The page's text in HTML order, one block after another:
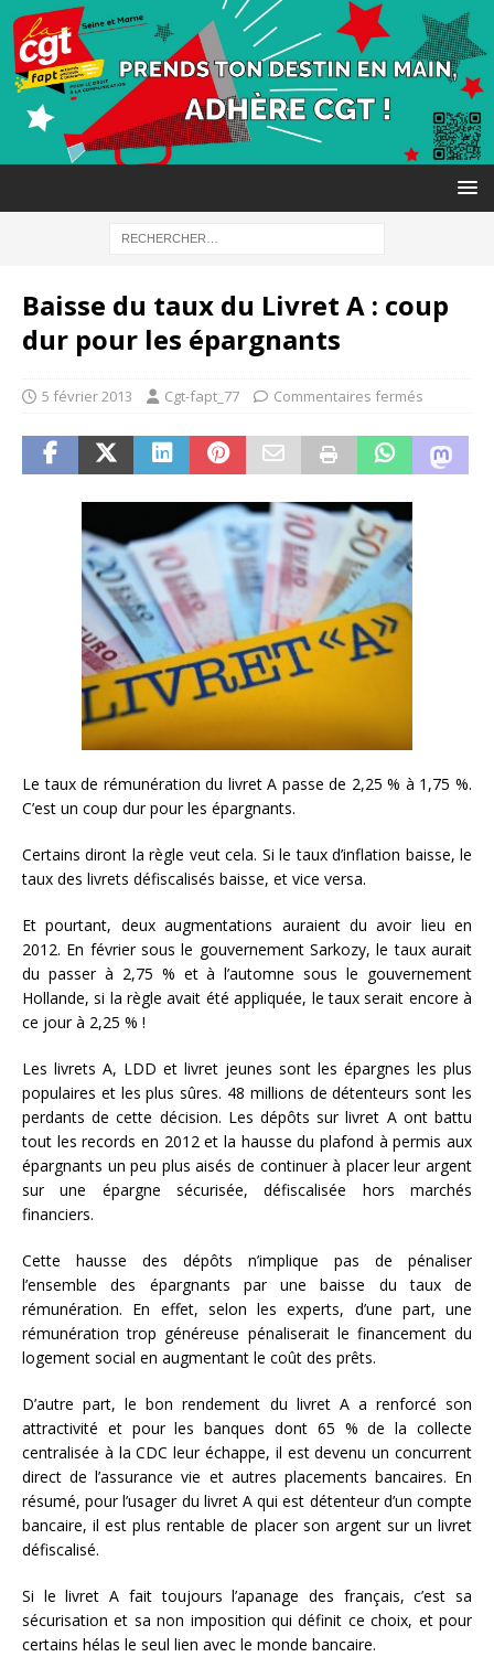
Baisse du taux du Livret A : coup
dur pour les épargnants
5 février 2013 Cgt-fapt_77 Commentaires fermés
Le taux de rémunération du livret A passe de 2,25 % à 1,75 %.
C’est un coup dur pour les épargnants.
Certains diront la règle veut cela. Si le taux d’inflation baisse, le
taux des livrets défiscalisés baisse, et vice versa.
Et pourtant, deux augmentations auraient du avoir lieu en
2012. En février sous le gouvernement Sarkozy, le taux aurait
du passer à 2,75 % et à l’automne sous le gouvernement
Hollande, si la règle avait été appliquée, le taux serait encore à
ce jour à 2,25 % !
Les livrets A, LDD et livret jeunes sont les épargnes les plus
populaires et les plus sûres. 48 millions de détenteurs sont les
perdants de cette décision. Les dépôts sur livret A ont battu
tout les records en 2012 et la hausse du plafond à permis aux
épargnants un peu plus aisés de continuer à placer leur argent
sur une épargne sécurisée, défiscalisée hors marchés
financiers.
Cette hausse des dépôts n’implique pas de pénaliser
l’ensemble des épargnants par une baisse du taux de
rémunération. En effet, selon les experts, d’une part, une
rémunération trop généreuse pénaliserait le financement du
logement social en augmentant le coût des prêts.
D’autre part, le bon rendement du livret A a renforcé son
attractivité et pour les banques dont 65 % de la collecte
centralisée à la CDC leur échappe, il est devenu un concurrent
direct de l’assurance vie et autres placements bancaires. En
résumé, pour l’usager du livret A qui est détenteur d’un compte
bancaire, il est plus rentable de placer son argent sur un livret
défiscalisé.
Si le livret A fait toujours l’apanage des français, c’est sa
sécurisation et sa non imposition qui définit ce choix, et pour
certains hélas le seul lien avec le monde bancaire.